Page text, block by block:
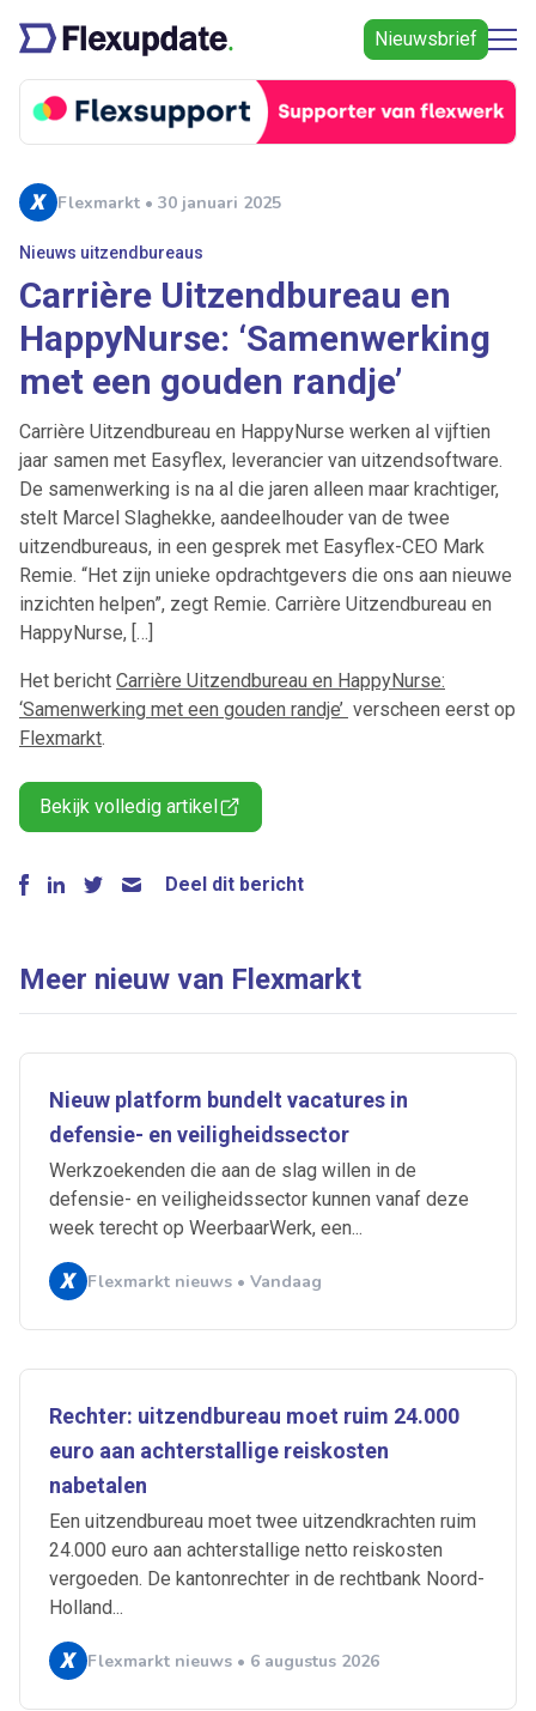
Nieuwsbrief
Flexmarkt • 30 januari 2025
Nieuws uitzendbureaus
Carrière Uitzendbureau en
HappyNurse: ‘Samenwerking
met een gouden randje’
Carrière Uitzendbureau en HappyNurse werken al vijftien
jaar samen met Easyflex, leverancier van uitzendsoftware.
De samenwerking is na al die jaren alleen maar krachtiger,
stelt Marcel Slaghekke, aandeelhouder van de twee
uitzendbureaus, in een gesprek met Easyflex-CEO Mark
Remie. “Het zijn unieke opdrachtgevers die ons aan nieuwe
inzichten helpen”, zegt Remie. Carrière Uitzendbureau en
HappyNurse, […]
Het bericht Carrière Uitzendbureau en HappyNurse:
‘Samenwerking met een gouden randje’ verscheen eerst op
Flexmarkt.
Bekijk volledig artikel
Deel dit bericht
Meer nieuw van Flexmarkt
Nieuw platform bundelt vacatures in
defensie- en veiligheidssector
Werkzoekenden die aan de slag willen in de
defensie- en veiligheidssector kunnen vanaf deze
week terecht op WeerbaarWerk, een...
Flexmarkt nieuws • Vandaag
Rechter: uitzendbureau moet ruim 24.000
euro aan achterstallige reiskosten
nabetalen
Een uitzendbureau moet twee uitzendkrachten ruim
24.000 euro aan achterstallige netto reiskosten
vergoeden. De kantonrechter in de rechtbank Noord-
Holland...
Flexmarkt nieuws • 6 augustus 2026